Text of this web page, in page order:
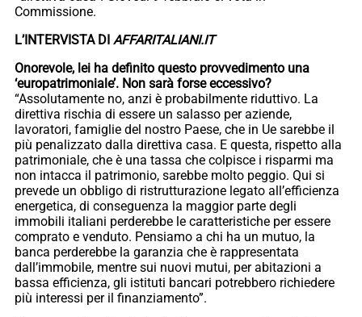
Commissione.
L’INTERVISTA DI AFFARITALIANI.IT
Onorevole, lei ha definito questo provvedimento una
‘europatrimoniale’. Non sarà forse eccessivo?
“Assolutamente no, anzi è probabilmente riduttivo. La
direttiva rischia di essere un salasso per aziende,
lavoratori, famiglie del nostro Paese, che in Ue sarebbe il
più penalizzato dalla direttiva casa. E questa, rispetto alla
patrimoniale, che è una tassa che colpisce i risparmi ma
non intacca il patrimonio, sarebbe molto peggio. Qui si
prevede un obbligo di ristrutturazione legato all’efficienza
energetica, di conseguenza la maggior parte degli
immobili italiani perderebbe le caratteristiche per essere
comprato e venduto. Pensiamo a chi ha un mutuo, la
banca perderebbe la garanzia che è rappresentata
dall’immobile, mentre sui nuovi mutui, per abitazioni a
bassa efficienza, gli istituti bancari potrebbero richiedere
più interessi per il finanziamento”.